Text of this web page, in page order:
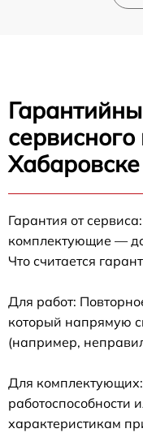
Хабаровске
Гарантия от
комплектующие —
Что считается
Для работ:
который напрямую
(например,
Для
работоспособности
характеристикам